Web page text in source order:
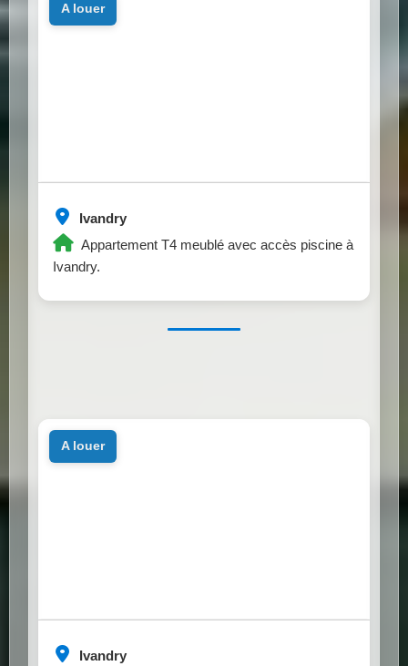
Ivandry
Appartement T4 meublé avec accès piscine à
Ivandry.
a louer
Ivandry
a louer